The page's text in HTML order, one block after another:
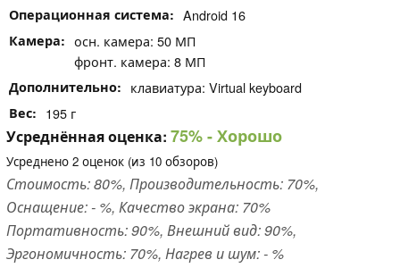
Операционная система Android 16
Камера
осн. камера: 50 МП
фронт. камера: 8 МП
Дополнительно клавиатура: Virtual keyboard
Вес 195 г
Усреднённая оценка: 75%- Хорошо
Усреднено 2 оценок (из 10 обзоров)
Стоимость: 80%, Производительность: 70%,
Оснащение: - %, Качество экрана: 70%
Портативность: 90%, Внешний вид: 90%,
Эргономичность: 70%, Нагрев и шум: - %